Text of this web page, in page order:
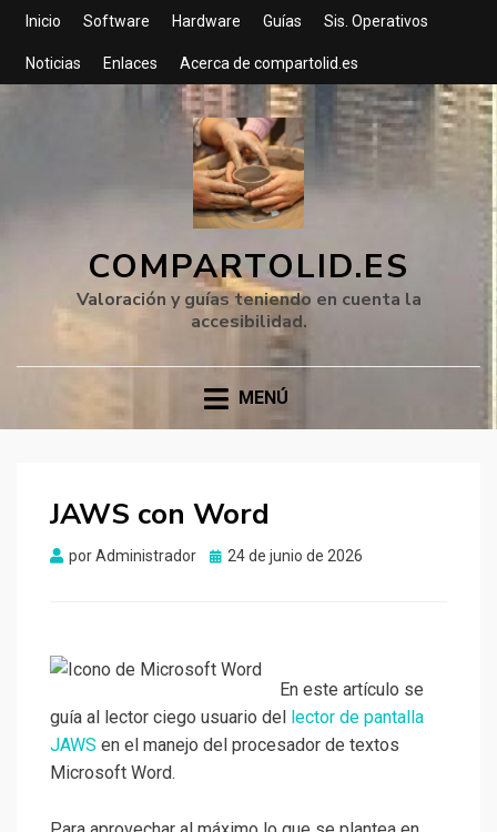
Inicio Software Hardware Guías Sis. Operativos
Noticias Enlaces Acerca de compartolid.es
COMPARTOLID.ES
Valoración y guías teniendo en cuenta la
accesibilidad.
MENÚ
JAWS con Word
porAdministrador
Publicado
24 de junio de 2026
En este artículo se
guía al lector ciego usuario del
lector de pantalla
JAWS en el manejo del procesador de textos
Microsoft Word.